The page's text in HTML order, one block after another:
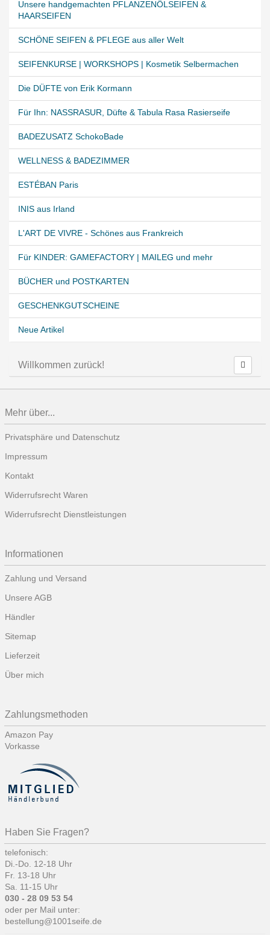
Unsere handgemachten PFLANZENÖLSEIFEN &
HAARSEIFEN
SCHÖNE SEIFEN & PFLEGE aus aller Welt
SEIFENKURSE | WORKSHOPS | Kosmetik Selbermachen
Die DÜFTE von Erik Kormann
Für Ihn: NASSRASUR, Düfte & Tabula Rasa Rasierseife
BADEZUSATZ SchokoBade
WELLNESS & BADEZIMMER
ESTÉBAN Paris
INIS aus Irland
L'ART DE VIVRE - Schönes aus Frankreich
Für KINDER: GAMEFACTORY | MAILEG und mehr
BÜCHER und POSTKARTEN
GESCHENKGUTSCHEINE
Neue Artikel
Willkommen zurück!
Mehr über...
Privatsphäre und Datenschutz
Impressum
Kontakt
Widerrufsrecht Waren
Widerrufsrecht Dienstleistungen
Informationen
Zahlung und Versand
Unsere AGB
Händler
Sitemap
Lieferzeit
Über mich
Zahlungsmethoden
Amazon Pay
Vorkasse
Haben Sie Fragen?
telefonisch:
Di.-Do. 12-18 Uhr
Fr. 13-18 Uhr
Sa. 11-15 Uhr
030 - 28 09 53 54
oder per Mail unter:
bestellung@1001seife.de